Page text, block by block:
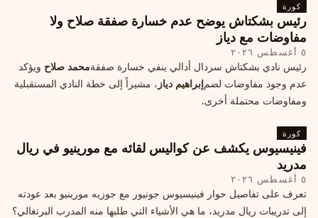
كورة
رئيس بشكتاش يوضح عدم خسارة صفقة صلاح ولا
مفاوضات مع دياز
٥ أغسطس ٢٠٢٦
رئيس نادي بشكتاش سردال أدالي ينفي خسارة صفقةمحمد صلاح ويؤكد
عدم وجود مفاوضات لضمإبراهيم دياز ، مشيراً إلى خطة النادي المستقبلية
ومفاوضات محتملة أخرى.
كورة
فينيسيوس يكشف عن كواليس لقائه مع مورينيو في ريال
مدريد
٥ أغسطس ٢٠٢٦
تعرف على تفاصيل حوار فينيسيوس جونيور مع جوزيه مورينيو بعد عودته
إلى تدريبات ريال مدريد، ما هي الأشياء التي طلبها منه المدرب البرتغالي؟